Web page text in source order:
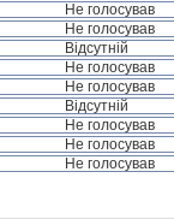
Не голосував
Не голосував
Відсутній
Не голосував
Не голосував
Відсутній
Не голосував
Не голосував
Не голосував